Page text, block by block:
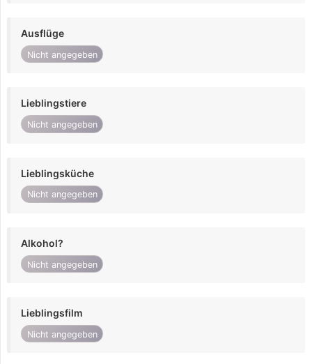
Ausflüge
Nicht angegeben
Lieblingstiere
Nicht angegeben
Lieblingsküche
Nicht angegeben
Alkohol?
Nicht angegeben
Lieblingsfilm
Nicht angegeben